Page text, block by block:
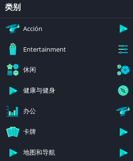
类别
Acción
Entertainment
休闲
健康与健身
办公
卡牌
地图和导航